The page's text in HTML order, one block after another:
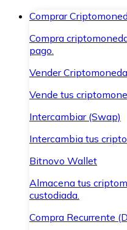
Comprar
Compra
pago.
Vender
Vende tus
Intercambiar (Swap)
Intercambia tus
Bitnovo Wallet
Almacena tus
custodiada.
Compra Recurrente